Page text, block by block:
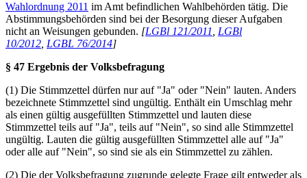
Wahlordnung 2011 im Amt befindlichen Wahlbehörden tätig. Die
Abstimmungsbehörden sind bei der Besorgung dieser Aufgaben
nicht an Weisungen gebunden. [LGBl 121/2011
LGBl
10/2012 LGBL 76/2014]
§ 47 Ergebnis der Volksbefragung
(1) Die Stimmzettel dürfen nur auf "Ja" oder "Nein" lauten. Anders
bezeichnete Stimmzettel sind ungültig. Enthält ein Umschlag mehr
als einen gültig ausgefüllten Stimmzettel und lauten diese
Stimmzettel teils auf "Ja", teils auf "Nein", so sind alle Stimmzettel
ungültig. Lauten die gültig ausgefüllten Stimmzettel alle auf "Ja"
oder alle auf "Nein", so sind sie als ein Stimmzettel zu zählen.
(2) Die der Volksbefragung zugrunde gelegte Frage gilt entweder als